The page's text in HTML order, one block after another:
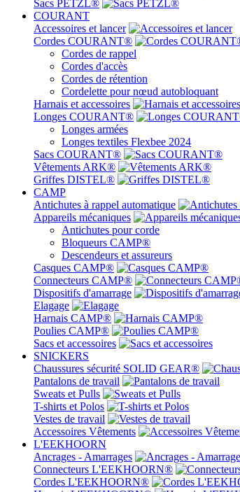
Sacs PETZL®
COURANT
Accessoires et lancer
Cordes COURANT®
Cordes de rappel
Cordes d'accès
Cordes de rétention
Cordelette pour nœud autobloquant
Harnais et accessoires
Longes COURANT®
Longes armées
Longes textiles Flexbee 2024
Sacs COURANT®
Vêtements ARK®
Griffes DISTEL®
CAMP
Antichutes à rappel automatique
Appareils mécaniques
Antichutes pour corde
Bloqueurs CAMP®
Descendeurs et assureurs
Casques CAMP®
Connecteurs CAMP®
Dispositifs d'amarrage
Elagage
Harnais CAMP®
Poulies CAMP®
Sacs et accessoires
SNICKERS
Chaussures sécurité SOLID GEAR®
Pantalons de travail
Sweats et Pulls
T-shirts et Polos
Vestes de travail
Accessoires Vêtements
L'EEKHOORN
Ancrages - Amarrages
Connecteurs L'EEKHOORN®
Cordes L'EEKHOORN®